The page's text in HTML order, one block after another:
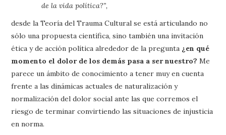
de la vida política?”,
desde la Teoría del Trauma Cultural se está articulando no
sólo una propuesta científica, sino también una invitación
ética y de acción política alrededor de la pregunta ¿en qué
momento el dolor de los demás pasa a ser nuestro? Me
parece un ámbito de conocimiento a tener muy en cuenta
frente a las dinámicas actuales de naturalización y
normalización del dolor social ante las que corremos el
riesgo de terminar convirtiendo las situaciones de injusticia
en norma.